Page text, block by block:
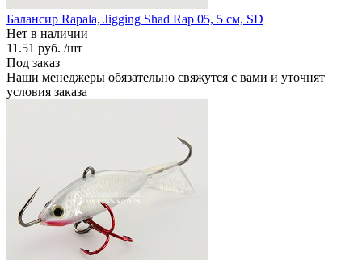
Балансир Rapala, Jigging Shad Rap 05, 5 см, SD
Нет в наличии
11.51 руб. /шт
Под заказ
Наши менеджеры обязательно свяжутся с вами и уточнят
условия заказа